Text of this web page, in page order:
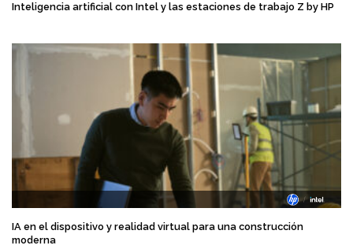
Inteligencia artificial con Intel y las estaciones de trabajo Z by HP
IA en el dispositivo y realidad virtual para una construcción
moderna